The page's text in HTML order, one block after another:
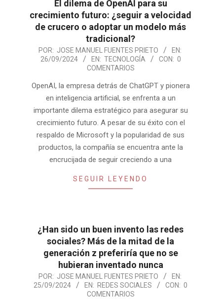
El dilema de OpenAI para su
crecimiento futuro: ¿seguir a velocidad
de crucero o adoptar un modelo más
tradicional?
2024-POR: JOSE MANUEL FUENTES PRIETO
EN:
26/09/2024
EN: TECNOLOGÍA CON: 0
COMENTARIOS
OpenAI, la empresa detrás de ChatGPT y pionera
en inteligencia artificial, se enfrenta a un
importante dilema estratégico para asegurar su
crecimiento futuro. A pesar de su éxito con el
respaldo de Microsoft y la popularidad de sus
productos, la compañía se encuentra ante la
encrucijada de seguir creciendo a una
SEGUIR LEYENDO
¿Han sido un buen invento las redes
sociales? Más de la mitad de la
generación z preferiría que no se
hubieran inventado nunca
2024-
09-
POR: JOSE MANUEL FUENTES PRIETO
EN:
25/09/2024
EN: REDES SOCIALES CON: 0
COMENTARIOS